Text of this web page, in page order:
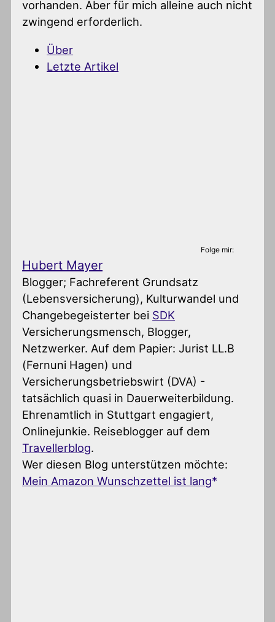
vorhanden. Aber für mich alleine auch nicht
zwingend erforderlich.
Über
Letzte Artikel
Folge mir:
Hubert Mayer
Blogger; Fachreferent Grundsatz
(Lebensversicherung), Kulturwandel und
Changebegeisterter bei SDK
Versicherungsmensch, Blogger,
Netzwerker. Auf dem Papier: Jurist LL.B
(Fernuni Hagen) und
Versicherungsbetriebswirt (DVA) -
tatsächlich quasi in Dauerweiterbildung.
Ehrenamtlich in Stuttgart engagiert,
Onlinejunkie. Reiseblogger auf dem
Travellerblog.
Wer diesen Blog unterstützen möchte:
Mein Amazon Wunschzettel ist lang